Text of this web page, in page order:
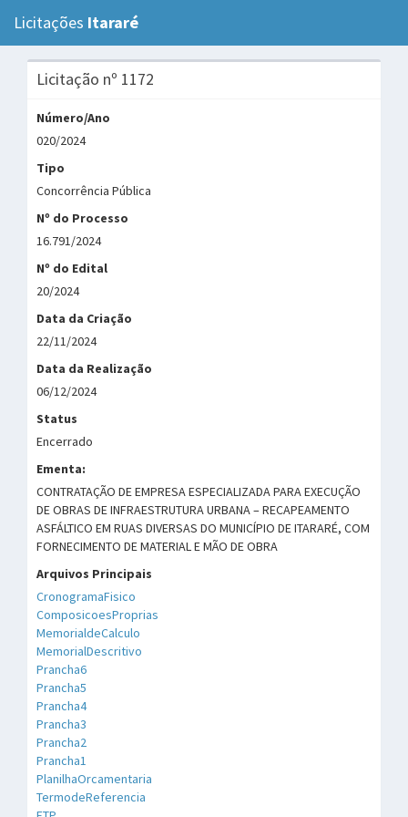
Licitações Itararé
Licitação nº 1172
Número/Ano
020/2024
Tipo
Concorrência Pública
Nº do Processo
16.791/2024
Nº do Edital
20/2024
Data da Criação
22/11/2024
Data da Realização
06/12/2024
Status
Encerrado
Ementa:
CONTRATAÇÃO DE EMPRESA ESPECIALIZADA PARA EXECUÇÃO
DE OBRAS DE INFRAESTRUTURA URBANA – RECAPEAMENTO
ASFÁLTICO EM RUAS DIVERSAS DO MUNICÍPIO DE ITARARÉ, COM
FORNECIMENTO DE MATERIAL E MÃO DE OBRA
Arquivos Principais
CronogramaFisico
ComposicoesProprias
MemorialdeCalculo
MemorialDescritivo
Prancha6
Prancha5
Prancha4
Prancha3
Prancha2
Prancha1
PlanilhaOrcamentaria
TermodeReferencia